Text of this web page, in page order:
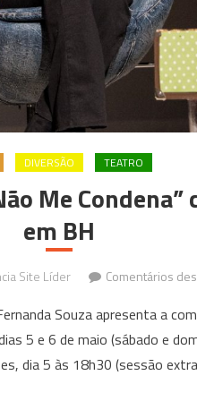
DIVERSÃO TEATRO
Me
em BH
Site Líder Comentários
Souza apresenta a
5 e 6 de maio (sábado e
dia 5 às 18h30 (sessão